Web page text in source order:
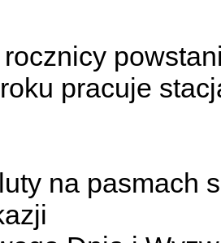
pracuje
na pasmach